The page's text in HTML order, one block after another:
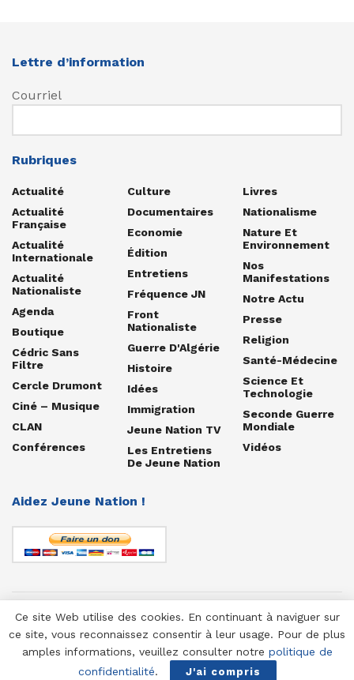
Lettre d’information
Courriel
Rubriques
Actualité
Actualité
Française
Actualité
Internationale
Actualité
Nationaliste
Agenda
Boutique
Cédric Sans
Filtre
Cercle Drumont
Ciné – Musique
CLAN
Conférences
Culture
Documentaires
Economie
Édition
Entretiens
Fréquence JN
Front
Nationaliste
Guerre D'Algérie
Histoire
Idées
Immigration
Jeune Nation TV
Les Entretiens
De Jeune Nation
Livres
Nationalisme
Nature Et
Environnement
Nos
Manifestations
Notre Actu
Presse
Religion
Santé-Médecine
Science Et
Technologie
Seconde Guerre
Mondiale
Vidéos
Aidez Jeune Nation !
© 1958-2025 Jeune Nation
Ce site Web utilise des cookies. En continuant à naviguer sur
ce site, vous reconnaissez consentir à leur usage. Pour de plus
amples informations, veuillez consulter notre politique de
confidentialité. J'ai compris